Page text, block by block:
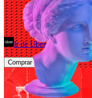
Ir de Uber Abrir Maps
Comprar Ingressos